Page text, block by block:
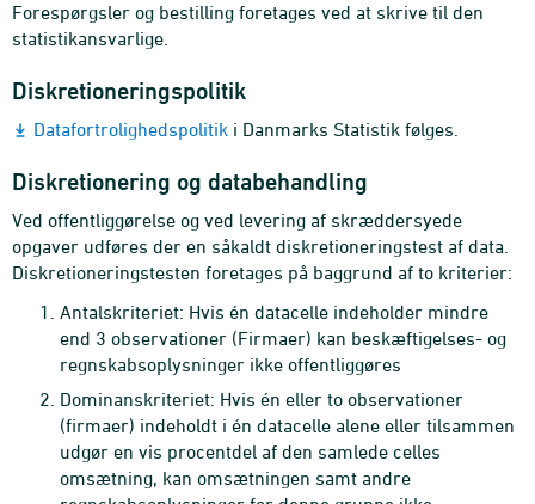
Forespørgsler og bestilling foretages ved at skrive til den
statistikansvarlige.
Diskretioneringspolitik
Datafortrolighedspolitik i Danmarks Statistik følges.
Diskretionering og databehandling
Ved offentliggørelse og ved levering af skræddersyede
opgaver udføres der en såkaldt diskretioneringstest af data.
Diskretioneringstesten foretages på baggrund af to kriterier:
Antalskriteriet: Hvis én datacelle indeholder mindre
end 3 observationer (Firmaer) kan beskæftigelses- og
regnskabsoplysninger ikke offentliggøres
Dominanskriteriet: Hvis én eller to observationer
(firmaer) indeholdt i én datacelle alene eller tilsammen
udgør en vis procentdel af den samlede celles
omsætning, kan omsætningen samt andre